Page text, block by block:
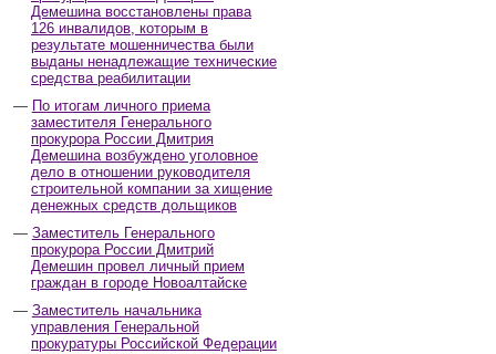
Демешина восстановлены права
126 инвалидов, которым в
результате мошенничества были
выданы ненадлежащие технические
средства реабилитации
По итогам личного приема
заместителя Генерального
прокурора России Дмитрия
Демешина возбуждено уголовное
дело в отношении руководителя
строительной компании за хищение
денежных средств дольщиков
Заместитель Генерального
прокурора России Дмитрий
Демешин провел личный прием
граждан в городе Новоалтайске
Заместитель начальника
управления Генеральной
прокуратуры Российской Федерации